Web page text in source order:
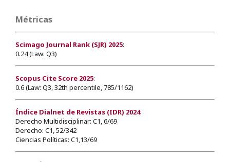
Métricas
Scimago Journal Rank (SJR) 2025:
0.24 (Law: Q3)
Scopus Cite Score 2025:
0.6 (Law: Q3, 32th percentile, 785/1162)
Índice Dialnet de Revistas (IDR) 2024:
Derecho Multidisciplinar: C1, 6/69
Derecho: C1, 52/342
Ciencias Políticas: C1,13/69